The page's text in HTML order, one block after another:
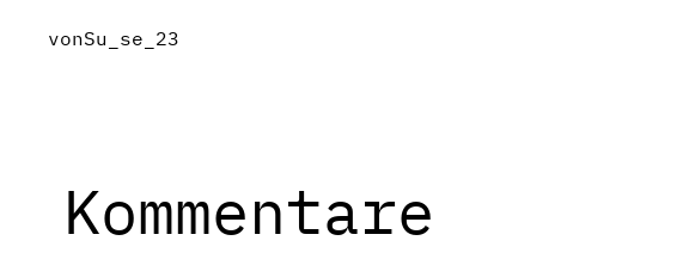
vonSu_se_23
Kommentare